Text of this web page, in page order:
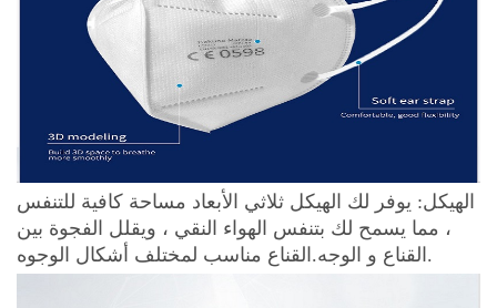
الهيكل: يوفر لك الهيكل ثلاثي الأبعاد مساحة كافية للتنفس
، مما يسمح لك بتنفس الهواء النقي ، ويقلل الفجوة بين
القناع و الوجه.القناع مناسب لمختلف أشكال الوجوه.